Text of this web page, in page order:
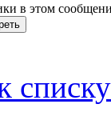
в этом